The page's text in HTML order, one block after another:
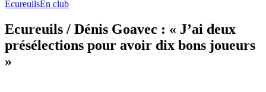
EcureuilsEn club
Ecureuils / Dénis Goavec : « J’ai deux
présélections pour avoir dix bons joueurs
»